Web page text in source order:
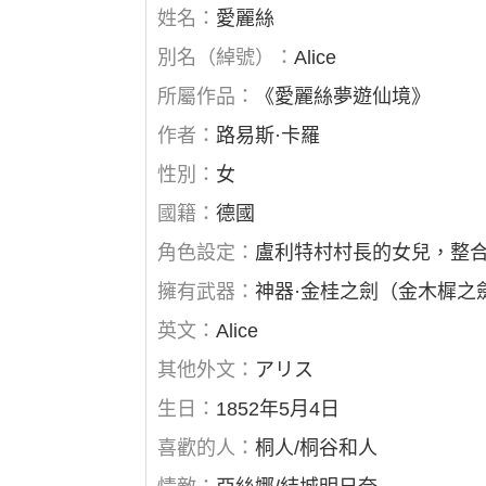
姓名： 愛麗絲
別名（綽號）：Alice
所屬作品：
《愛麗絲夢遊仙境》
作者：路易斯·卡羅
性別： 女
國籍：德國
角色設定： 盧利特村村長的女兒，整
擁有武器：神器·金桂之劍（金木樨之
英文：Alice
其他外文： アリス
生日： 1852年5月4日
喜歡的人：桐人/桐谷和人